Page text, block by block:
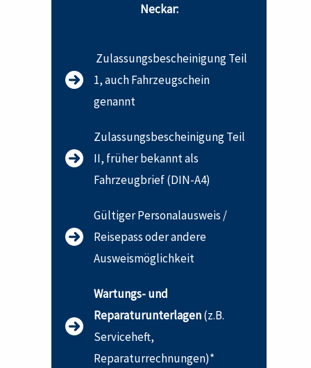
Neckar:
Zulassungsbescheinigung Teil
1, auch Fahrzeugschein
genannt
Zulassungsbescheinigung Teil
II, früher bekannt als
Fahrzeugbrief (DIN-A4)
Gültiger Personalausweis /
Reisepass oder andere
Ausweismöglichkeit
Wartungs- und
Reparaturunterlagen(z.B.
Serviceheft,
Reparaturrechnungen)*